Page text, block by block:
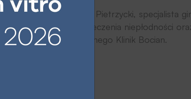
dr n. med. Bartosz Pietrzycki, specjalista
diagnostyki i leczenia niepłodności
dyrektora medycznego Klinik Bocian.